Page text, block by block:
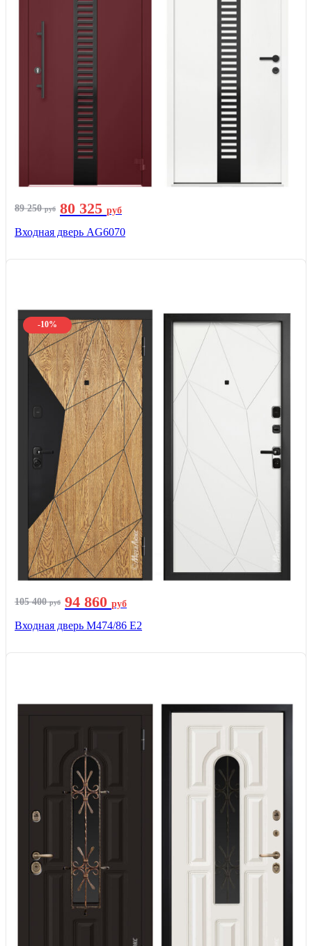
89 250руб 80 325 руб
Входная дверь AG6070
-10%
105 400руб 94 860 руб
Входная дверь М474/86 Е2